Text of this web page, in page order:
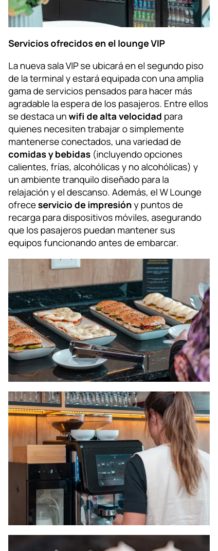
Servicios ofrecidos en el lounge VIP
La nueva sala VIP se ubicará en el segundo piso
de la terminal y estará equipada con una amplia
gama de servicios pensados para hacer más
agradable la espera de los pasajeros. Entre ellos
se destaca unwifi de alta velocidad para
quienes necesiten trabajar o simplemente
mantenerse conectados, una variedad de
comidas y bebidas (incluyendo opciones
calientes, frías, alcohólicas y no alcohólicas) y
un ambiente tranquilo diseñado para la
relajación y el descanso. Además, el W Lounge
ofreceservicio de impresióny puntos de
recarga para dispositivos móviles, asegurando
que los pasajeros puedan mantener sus
equipos funcionando antes de embarcar.